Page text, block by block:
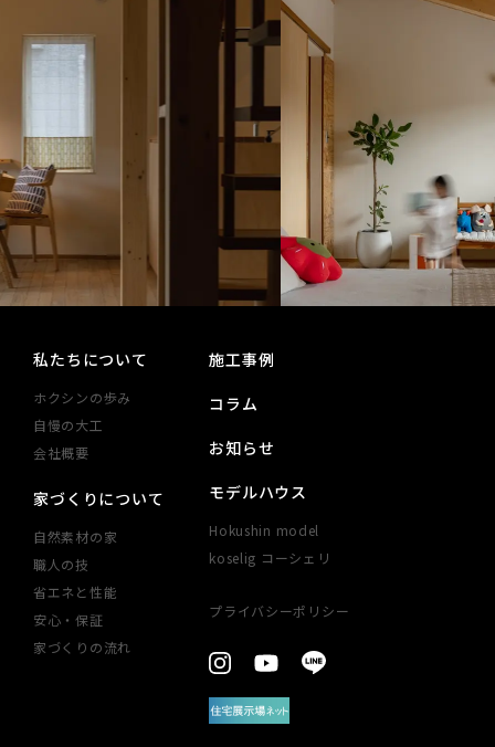
私たちについて
ホクシンの歩み
自慢の大工
会社概要
家づくりについて
自然素材の家
職人の技
省エネと性能
安心・​保証​
家づくりの​流れ
施工事例
コラム
お知らせ
モデルハウス
Hokushin model
koselig コーシェリ
プライバシーポリシー